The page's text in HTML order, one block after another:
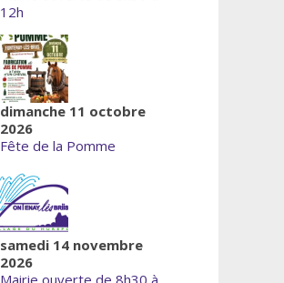
12h
dimanche 11 octobre
2026
Fête de la Pomme
samedi 14 novembre
2026
Mairie ouverte de 8h30 à